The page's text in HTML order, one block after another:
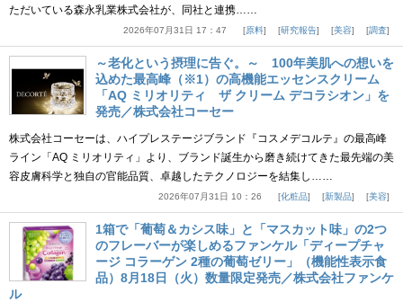
ただいている森永乳業株式会社が、同社と連携……
2026年07月31日 17：47 原料 研究報告 美容 調査
～老化という摂理に告ぐ。～ 100年美肌への想いを
込めた最高峰（※1）の高機能エッセンスクリーム
「AQ ミリオリティ ザ クリーム デコラシオン」を
発売／株式会社コーセー
株式会社コーセーは、ハイプレステージブランド『コスメデコルテ』の最高峰
ライン「AQ ミリオリティ」より、ブランド誕生から磨き続けてきた最先端の美
容皮膚科学と独自の官能品質、卓越したテクノロジーを結集し……
2026年07月31日 10：26 化粧品 新製品 美容
1箱で「葡萄＆カシス味」と「マスカット味」の2つ
のフレーバーが楽しめるファンケル「ディープチャ
ージ コラーゲン 2種の葡萄ゼリー」（機能性表示食
品）8月18日（火）数量限定発売／株式会社ファンケ
ル